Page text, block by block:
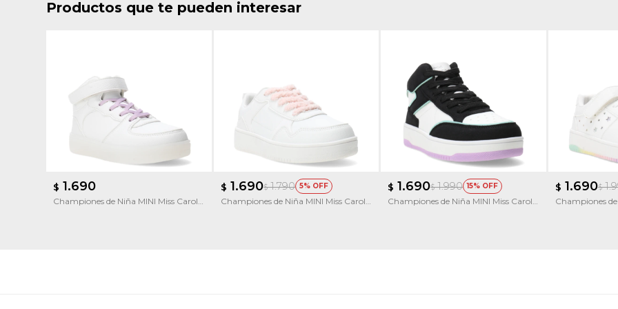
Productos que te pueden interesar
$ 1.690
Championes de Niña MINI Miss Carol
$ 1.690$ 1.790 5
Championes de Niña MINI Miss Carol
$ 1.690$ 1.990 15
Championes de Niña MINI Miss Carol
$ 1.690$
Championes